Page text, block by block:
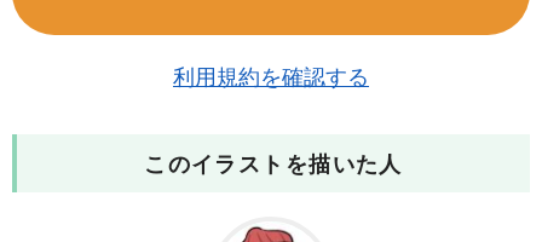
利用規約を確認する
このイラストを描いた人